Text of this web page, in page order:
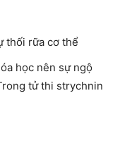
thối rữa cơ thể
học nên sự ngộ
tử thi strychnin